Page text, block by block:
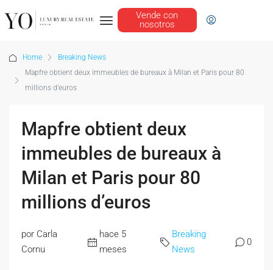
Vende con
nosotros
Home
Breaking News
Mapfre obtient deux immeubles de bureaux à Milan et Paris pour 80
millions d’euros
Mapfre obtient deux
immeubles de bureaux à
Milan et Paris pour 80
millions d’euros
por Carla
Cornu
hace 5
meses
Breaking
News
0